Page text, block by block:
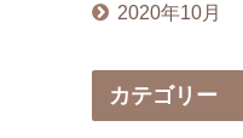
2020年10月
カテゴリー